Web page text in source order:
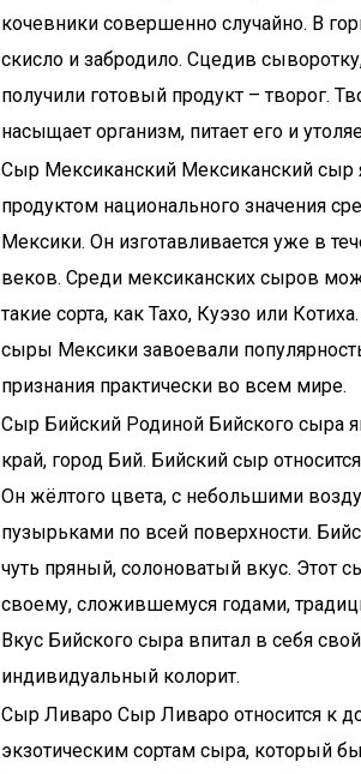
кочевники совершенно случайно. В
скисло и забродило. Сцедив
получили готовый продукт – творог.
насыщает организм, питает его и
Сыр Мексиканский Мексиканский сыр
продуктом национального значения
Мексики. Он изготавливается уже в
веков. Среди мексиканских сыров
такие сорта, как Тахо, Куэзо или
сыры Мексики завоевали
признания практически во всем мире.
Сыр Бийский Родиной Бийского сыра
край, город Бий. Бийский сыр
Он жёлтого цвета, с небольшими
пузырьками по всей поверхности.
чуть пряный, солоноватый вкус. Этот
своему, сложившемуся годами,
Вкус Бийского сыра впитал в себя
индивидуальный колорит.
Сыр Ливаро Сыр Ливаро относится к
экзотическим сортам сыра, который